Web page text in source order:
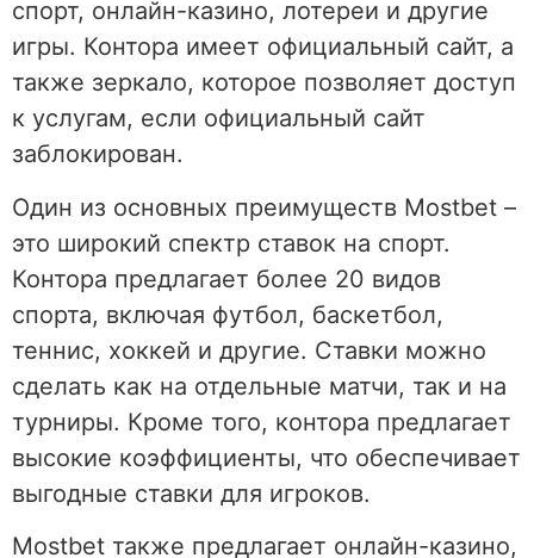
спорт, онлайн-казино, лотереи и другие
игры. Контора имеет официальный сайт, а
также зеркало, которое позволяет доступ
к услугам, если официальный сайт
заблокирован.
Один из основных преимуществ Mostbet –
это широкий спектр ставок на спорт.
Контора предлагает более 20 видов
спорта, включая футбол, баскетбол,
теннис, хоккей и другие. Ставки можно
сделать как на отдельные матчи, так и на
турниры. Кроме того, контора предлагает
высокие коэффициенты, что обеспечивает
выгодные ставки для игроков.
Mostbet также предлагает онлайн-казино,